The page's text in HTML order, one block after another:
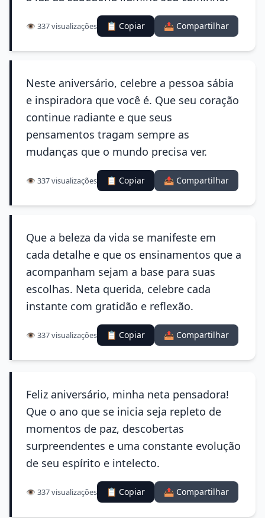
👁️ 337 visualizações 📋 Copiar 📤 Compartilhar
Neste aniversário, celebre a pessoa sábia
e inspiradora que você é. Que seu coração
continue radiante e que seus
pensamentos tragam sempre as
mudanças que o mundo precisa ver.
👁️ 337 visualizações 📋 Copiar 📤 Compartilhar
Que a beleza da vida se manifeste em
cada detalhe e que os ensinamentos que a
acompanham sejam a base para suas
escolhas. Neta querida, celebre cada
instante com gratidão e reflexão.
👁️ 337 visualizações 📋 Copiar 📤 Compartilhar
Feliz aniversário, minha neta pensadora!
Que o ano que se inicia seja repleto de
momentos de paz, descobertas
surpreendentes e uma constante evolução
de seu espírito e intelecto.
👁️ 337 visualizações 📋 Copiar 📤 Compartilhar